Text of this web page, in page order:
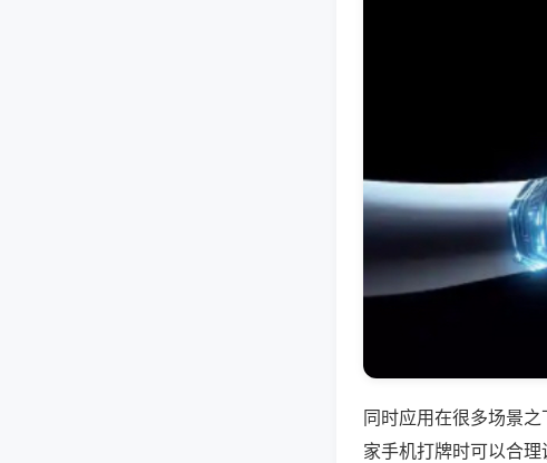
同时应用在很多场景
家手机打牌时可以合理